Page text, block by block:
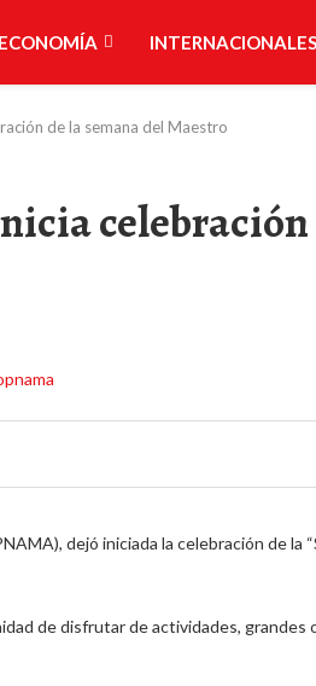
ECONOMÍA INTERNACIONALES
de la semana del Maestro
dejó iniciada la celebración de la
de disfrutar de actividades,